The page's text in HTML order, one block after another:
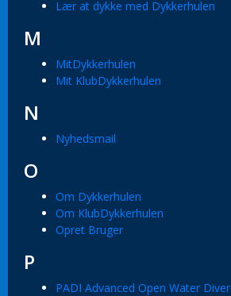
Lær at dykke med Dykkerhulen
M
MitDykkerhulen
Mit KlubDykkerhulen
N
Nyhedsmail
O
Om Dykkerhulen
Om KlubDykkerhulen
Opret Bruger
P
PADI Advanced Open Water Diver